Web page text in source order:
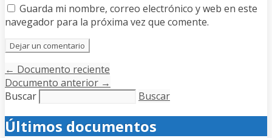
Guarda mi nombre, correo electrónico y web en este
navegador para la próxima vez que comente.
← Documento reciente
Documento anterior →
Buscar
Buscar
Últimos documentos